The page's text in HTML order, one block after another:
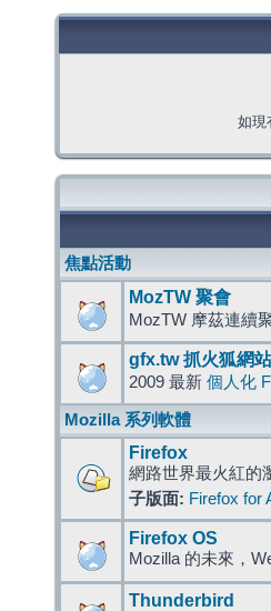
如現
焦點活動
MozTW 聚會
MozTW 摩茲連續
gfx.tw 抓火狐網站
2009 最新 個人化
Mozilla 系列軟體
Firefox
網路世界最火紅的
子版面: Firefox for
Firefox OS
Mozilla 的未來，
Thunderbird